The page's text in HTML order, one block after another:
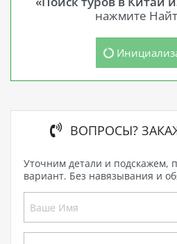
нажмите
ВОПРОСЫ?
Уточним детали и подскажем,
вариант. Без навязывания и